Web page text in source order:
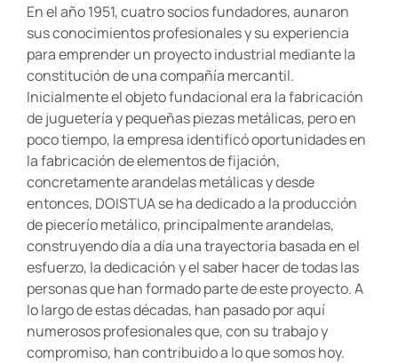
En el año 1951, cuatro socios fundadores, aunaron
sus conocimientos profesionales y su experiencia
para emprender un proyecto industrial mediante la
constitución de una compañía mercantil.
Inicialmente el objeto fundacional era la fabricación
de juguetería y pequeñas piezas metálicas, pero en
poco tiempo, la empresa identificó oportunidades en
la fabricación de elementos de fijación,
concretamente arandelas metálicas y desde
entonces, DOISTUA se ha dedicado a la producción
de piecerío metálico, principalmente arandelas,
construyendo día a día una trayectoria basada en el
esfuerzo, la dedicación y el saber hacer de todas las
personas que han formado parte de este proyecto. A
lo largo de estas décadas, han pasado por aquí
numerosos profesionales que, con su trabajo y
compromiso, han contribuido a lo que somos hoy.